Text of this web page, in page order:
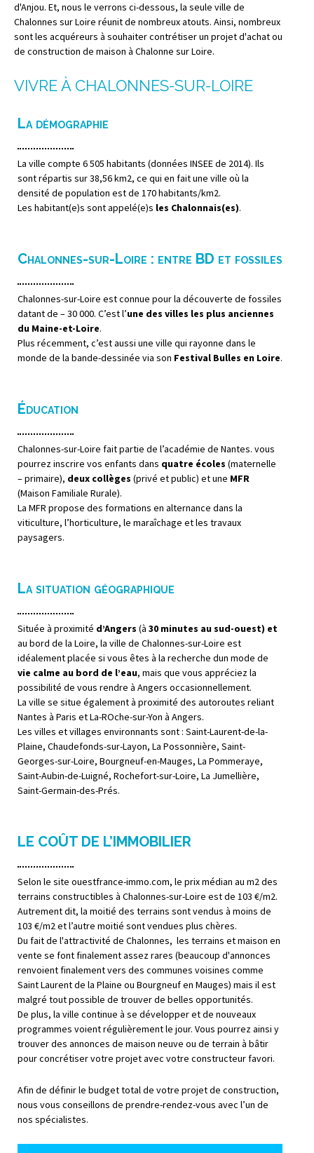
d'Anjou. Et, nous le verrons ci-dessous, la seule ville de
Chalonnes sur Loire réunit de nombreux atouts. Ainsi, nombreux
sont les acquéreurs à souhaiter contrétiser un projet d'achat ou
de construction de maison à Chalonne sur Loire.
VIVRE À CHALONNES-SUR-LOIRE
La démographie
La ville compte 6 505 habitants (données INSEE de 2014). Ils
sont répartis sur 38,56 km2, ce qui en fait une ville où la
densité de population est de 170 habitants/km2.
Les habitant(e)s sont appelé(e)s les Chalonnais(es).
Chalonnes-sur-Loire : entre BD et fossiles
Chalonnes-sur-Loire est connue pour la découverte de fossiles
datant de – 30 000. C’est l’une des villes les plus anciennes
du Maine-et-Loire.
Plus récemment, c’est aussi une ville qui rayonne dans le
monde de la bande-dessinée via son Festival Bulles en Loire.
Éducation
Chalonnes-sur-Loire fait partie de l’académie de Nantes. vous
pourrez inscrire vos enfants dans quatre écoles (maternelle
– primaire), deux collèges (privé et public) et une MFR
(Maison Familiale Rurale).
La MFR propose des formations en alternance dans la
viticulture, l’horticulture, le maraîchage et les travaux
paysagers.
La situation géographique
Située à proximité d’Angers (à 30 minutes au sud-ouest) et
au bord de la Loire, la ville de Chalonnes-sur-Loire est
idéalement placée si vous êtes à la recherche dun mode de
vie calme au bord de l’eau, mais que vous appréciez la
possibilité de vous rendre à Angers occasionnellement.
La ville se situe également à proximité des autoroutes reliant
Nantes à Paris et La-ROche-sur-Yon à Angers.
Les villes et villages environnants sont : Saint-Laurent-de-la-
Plaine, Chaudefonds-sur-Layon, La Possonnière, Saint-
Georges-sur-Loire, Bourgneuf-en-Mauges, La Pommeraye,
Saint-Aubin-de-Luigné, Rochefort-sur-Loire, La Jumellière,
Saint-Germain-des-Prés.
LE COÛT DE L’IMMOBILIER
Selon le site ouestfrance-immo.com, le prix médian au m2 des
terrains constructibles à Chalonnes-sur-Loire est de 103 €/m2.
Autrement dit, la moitié des terrains sont vendus à moins de
103 €/m2 et l’autre moitié sont vendues plus chères.
Du fait de l'attractivité de Chalonnes, les terrains et maison en
vente se font finalement assez rares (beaucoup d'annonces
renvoient finalement vers des communes voisines comme
Saint Laurent de la Plaine ou Bourgneuf en Mauges) mais il est
malgré tout possible de trouver de belles opportunités.
De plus, la ville continue à se développer et de nouveaux
programmes voient régulièrement le jour. Vous pourrez ainsi y
trouver des annonces de maison neuve ou de terrain à bâtir
pour concrétiser votre projet avec votre constructeur favori.
Afin de définir le budget total de votre projet de construction,
nous vous conseillons de prendre-rendez-vous avec l’un de
nos spécialistes.